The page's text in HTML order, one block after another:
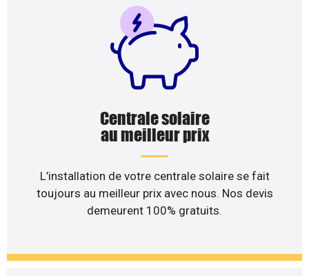
Centrale solaire
au meilleur prix
L’installation de votre centrale solaire se fait
toujours au meilleur prix avec nous. Nos devis
demeurent 100% gratuits.